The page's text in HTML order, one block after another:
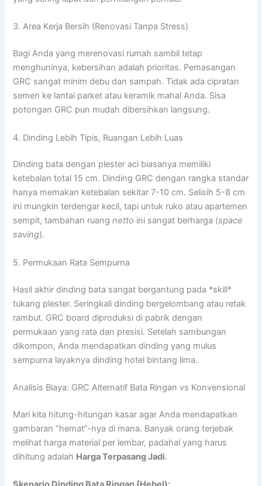
3. Area Kerja Bersih (Renovasi Tanpa Stress)
Bagi Anda yang merenovasi rumah sambil tetap
menghuninya, kebersihan adalah prioritas. Pemasangan
GRC sangat minim debu dan sampah. Tidak ada cipratan
semen ke lantai parket atau keramik mahal Anda. Sisa
potongan GRC pun mudah dibersihkan langsung.
4. Dinding Lebih Tipis, Ruangan Lebih Luas
Dinding bata dengan plester aci biasanya memiliki
ketebalan total 15 cm. Dinding GRC dengan rangka standar
hanya memakan ketebalan sekitar 7-10 cm. Selisih 5-8 cm
ini mungkin terdengar kecil, tapi untuk ruko atau apartemen
sempit, tambahan ruangnetto ini sangat berharga (space
saving).
5. Permukaan Rata Sempurna
Hasil akhir dinding bata sangat bergantung pada *skill*
tukang plester. Seringkali dinding bergelombang atau retak
rambut. GRC board diproduksi di pabrik dengan
permukaan yang rata dan presisi. Setelah sambungan
dikompon, Anda mendapatkan dinding yang mulus
sempurna layaknya dinding hotel bintang lima.
Analisis Biaya: GRC Alternatif Bata Ringan vs Konvensional
Mari kita hitung-hitungan kasar agar Anda mendapatkan
gambaran “hemat”-nya di mana. Banyak orang terjebak
melihat harga material per lembar, padahal yang harus
dihitung adalah Harga Terpasang Jadi.